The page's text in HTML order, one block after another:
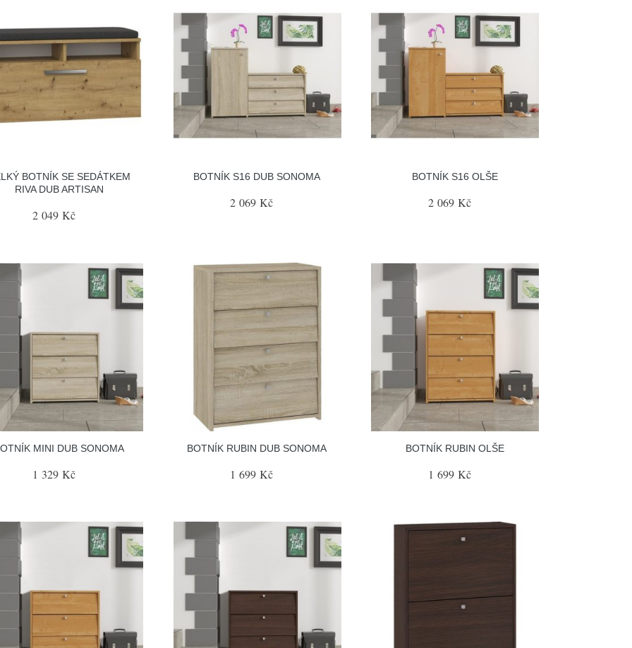
BOTNÍK SE SEDÁTKEM
RIVA DUB ARTISAN
2 049 Kč
BOTNÍK S16 DUB SONOMA
2 069 Kč
BOTNÍK S16 OLŠE
2 069 Kč
MINI DUB SONOMA
1 329 Kč
BOTNÍK RUBIN DUB SONOMA
1 699 Kč
BOTNÍK RUBIN OLŠE
1 699 Kč